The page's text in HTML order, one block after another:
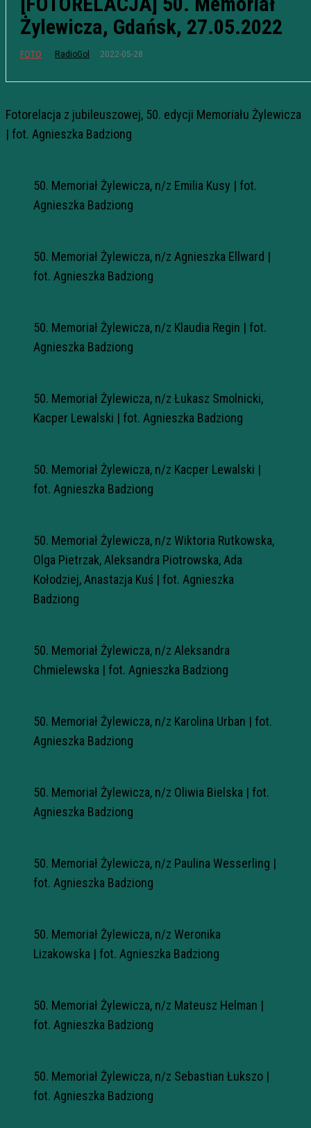
Żylewicza, Gdańsk, 27.05.2022
FOTO RadioGol 2022-05-28
Fotorelacja z jubileuszowej, 50. edycji Memoriału Żylewicza
| fot. Agnieszka Badziong
50. Memoriał Żylewicza, n/z Emilia Kusy | fot.
Agnieszka Badziong
50. Memoriał Żylewicza, n/z Agnieszka Ellward |
fot. Agnieszka Badziong
50. Memoriał Żylewicza, n/z Klaudia Regin | fot.
Agnieszka Badziong
50. Memoriał Żylewicza, n/z Łukasz Smolnicki,
Kacper Lewalski | fot. Agnieszka Badziong
50. Memoriał Żylewicza, n/z Kacper Lewalski |
fot. Agnieszka Badziong
50. Memoriał Żylewicza, n/z Wiktoria Rutkowska,
Olga Pietrzak, Aleksandra Piotrowska, Ada
Kołodziej, Anastazja Kuś | fot. Agnieszka
Badziong
50. Memoriał Żylewicza, n/z Aleksandra
Chmielewska | fot. Agnieszka Badziong
50. Memoriał Żylewicza, n/z Karolina Urban | fot.
Agnieszka Badziong
50. Memoriał Żylewicza, n/z Oliwia Bielska | fot.
Agnieszka Badziong
50. Memoriał Żylewicza, n/z Paulina Wesserling |
fot. Agnieszka Badziong
50. Memoriał Żylewicza, n/z Weronika
Lizakowska | fot. Agnieszka Badziong
50. Memoriał Żylewicza, n/z Mateusz Helman |
fot. Agnieszka Badziong
50. Memoriał Żylewicza, n/z Sebastian Łukszo |
fot. Agnieszka Badziong